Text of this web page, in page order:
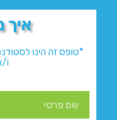
איך
*טופס זה הינו
ו/